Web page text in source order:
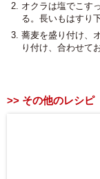
オクラは塩でこす
る。長いもはすり
蕎麦を盛り付け、
り付け、合わせて
その他のレシピ